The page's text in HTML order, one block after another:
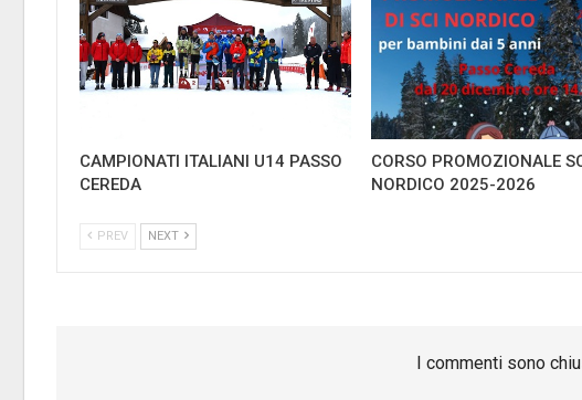
CAMPIONATI ITALIANI U14 PASSO
CEREDA
CORSO PROMOZIONALE
NORDICO 2025-2026
PREV NEXT
I commenti sono